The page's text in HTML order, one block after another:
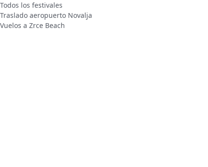
Todos los festivales
Traslado aeropuerto Novalja
Vuelos a Zrce Beach